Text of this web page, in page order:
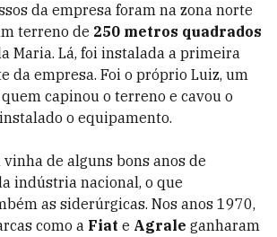
da empresa foram na zona norte
terreno de 250 metros quadrados
Maria. Lá, foi instalada a primeira
da empresa. Foi o próprio Luiz, um
capinou o terreno e cavou o
o equipamento.
vinha de alguns bons anos de
indústria nacional, o que
as siderúrgicas. Nos anos 1970,
como a Fiat e Agrale ganharam